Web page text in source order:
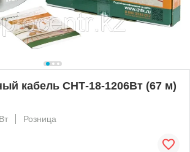
кабель СНТ-18-1206Вт (67 м)
Розница